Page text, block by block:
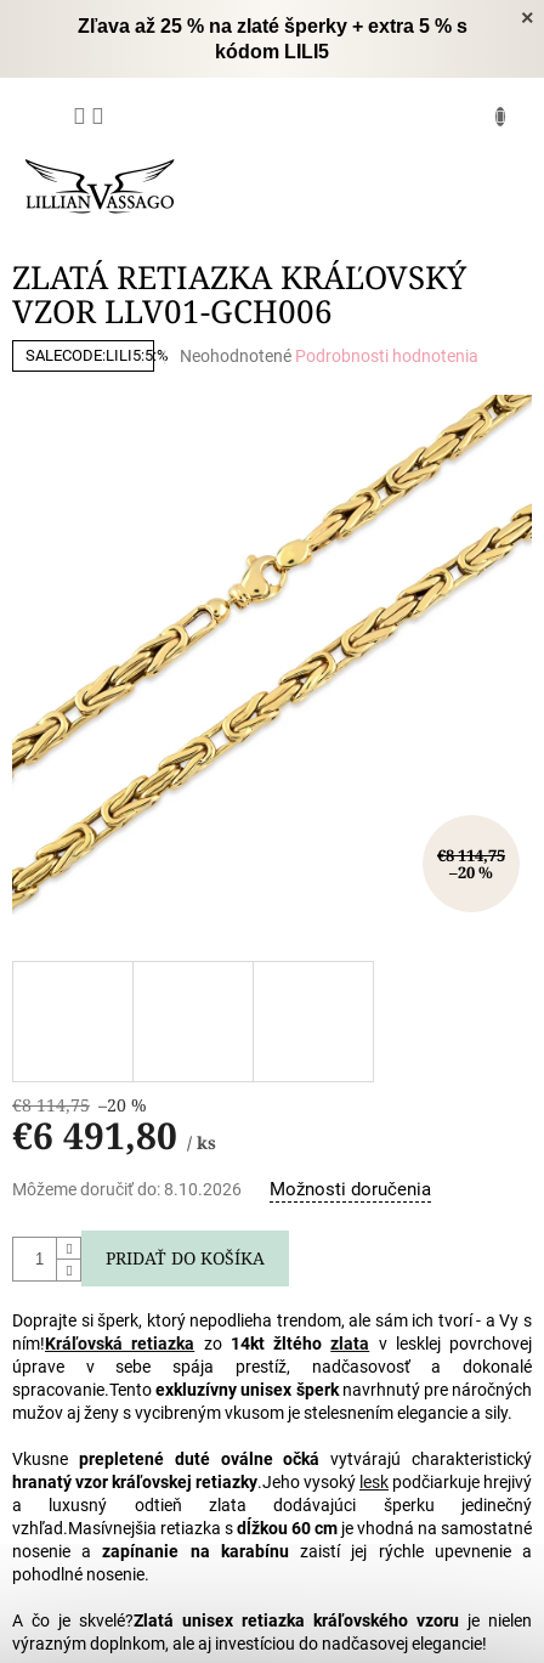
×
Zľava až 25 % na zlaté šperky + extra 5 % s
kódom LILI5
ZLATÁ RETIAZKA KRÁĽOVSKÝ
VZOR LLV01-GCH006
SALECODE:LILI5:5:%
Priemerné
Neohodnotené Podrobnosti hodnotenia
€8 114,75
–20 %
€8 114,75 –20 %
€6 491,80 / ks
Jednotková
cena:
Môžeme doručiť do: 8.10.2026 Možnosti doručenia
PRIDAŤ DO KOŠÍKA
Doprajte si šperk, ktorý nepodlieha trendom, ale sám ich tvorí - a Vy s
ním!Kráľovská retiazka zo 14kt žltéhozlata v lesklej povrchovej
úprave v sebe spája prestíž, nadčasovosť a dokonalé
spracovanie.Tentoexkluzívny unisex šperknavrhnutý pre náročných
mužov aj ženy s vycibreným vkusom je stelesnením elegancie a sily.
Vkusne prepletené duté oválne očká vytvárajú charakteristický
hranatý vzor kráľovskej retiazky.Jeho vysoký lesk podčiarkuje hrejivý
a luxusný odtieň zlata dodávajúci šperku jedinečný
vzhľad.Masívnejšia retiazka sdĺžkou 60 cm je vhodná na samostatné
nosenie azapínanie na karabínuzaistí jej rýchle upevnenie a
pohodlné nosenie.
A čo je skvelé?Zlatá unisex retiazka kráľovského vzoru je nielen
výrazným doplnkom, ale aj investíciou do nadčasovej elegancie!